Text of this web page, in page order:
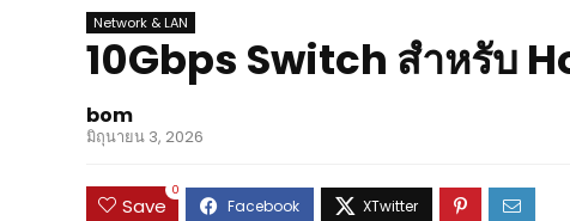
Network & LAN
10Gbps Switch สำหรับ
bom
มิถุนายน 3, 2026
Save
0